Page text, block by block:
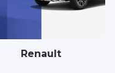
Renault